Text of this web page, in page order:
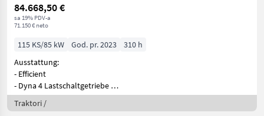
84.668,50 €
sa 19% PDV-a
71.150 € neto
115 KS/85 kW God. pr. 2023
310 h
Ausstattung:
- Efficient
- Dyna 4 Lastschaltgetriebe
- Frontkrafth
Traktori /